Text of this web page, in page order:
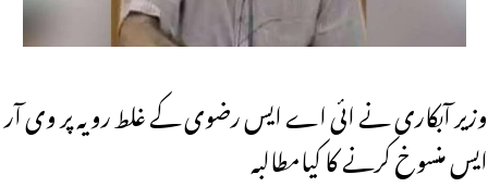
وزیر آبکاری نے ائی اے ایس رضوی کے غلط رویہ پر وی آر
ایس منسوخ کرنے کا کیامطالبہ